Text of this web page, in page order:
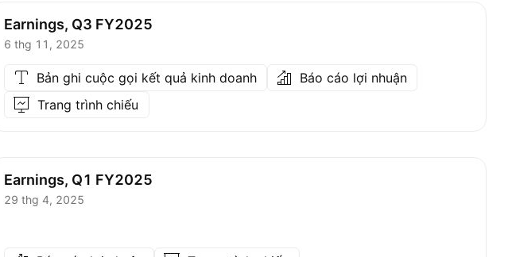
Earnings, Q3 FY2025
6 thg 11, 2025
Bản ghi cuộc gọi kết quả kinh doanh
Báo cáo lợi nhuận
Trang trình chiếu
Earnings, Q1 FY2025
29 thg 4, 2025